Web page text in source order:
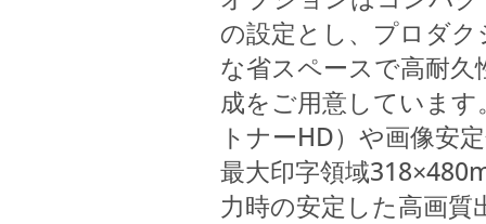
の設定とし、プロダ
な省スペースで高耐
成をご用意していま
トナーHD）や画像安
最大印字領域318×
力時の安定した高画